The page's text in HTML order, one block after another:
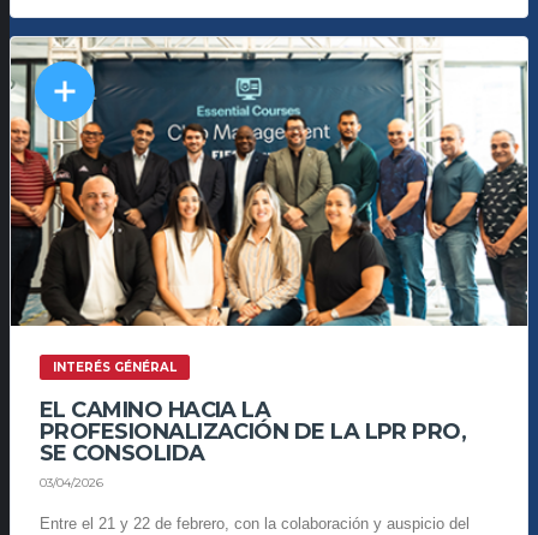
INTERÉS GÉNÉRAL
EL CAMINO HACIA LA
PROFESIONALIZACIÓN DE LA LPR PRO,
SE CONSOLIDA
03/04/2026
Entre el 21 y 22 de febrero, con la colaboración y auspicio del